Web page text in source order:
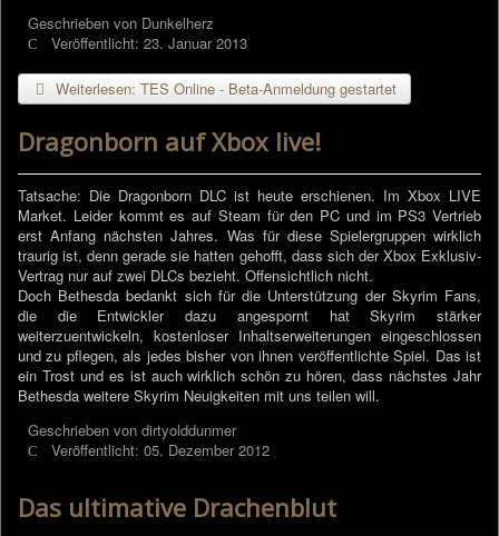
Geschrieben von Dunkelherz
Veröffentlicht: 23. Januar 2013
Weiterlesen: TES Online - Beta-Anmeldung gestartet
Dragonborn auf Xbox live!
Tatsache: Die Dragonborn DLC ist heute erschienen. Im Xbox LIVE
Market. Leider kommt es auf Steam für den PC und im PS3 Vertrieb
erst Anfang nächsten Jahres. Was für diese Spielergruppen wirklich
traurig ist, denn gerade sie hatten gehofft, dass sich der Xbox Exklusiv-
Vertrag nur auf zwei DLCs bezieht. Offensichtlich nicht.
Doch Bethesda bedankt sich für die Unterstützung der Skyrim Fans,
die die Entwickler dazu angespornt hat Skyrim stärker
weiterzuentwickeln, kostenloser Inhaltserweiterungen eingeschlossen
und zu pflegen, als jedes bisher von ihnen veröffentlichte Spiel. Das ist
ein Trost und es ist auch wirklich schön zu hören, dass nächstes Jahr
Bethesda weitere Skyrim Neuigkeiten mit uns teilen will.
Geschrieben von dirtyolddunmer
Veröffentlicht: 05. Dezember 2012
Das ultimative Drachenblut